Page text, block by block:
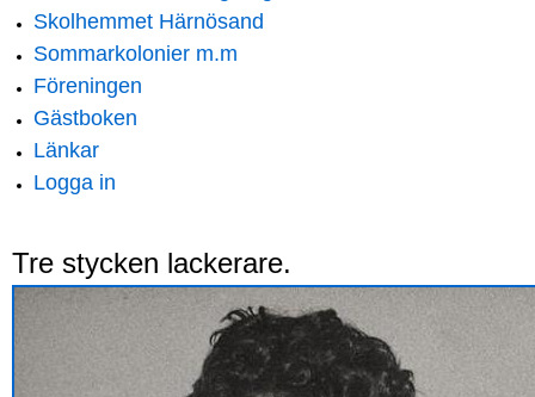
Skolhemmet Härnösand
Sommarkolonier m.m
Föreningen
Gästboken
Länkar
Logga in
Tre stycken lackerare.